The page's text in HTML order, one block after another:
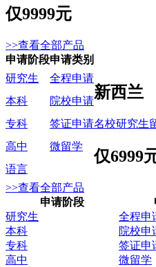
仅9999元
>>查看全部产品
申请阶段申请类别
研究生
全程申请
新西兰
名校研究生
仅6999
本科
院校申请
专科
签证申请
高中
微留学
语言
>>查看全部产品
申请阶段
研究生
全程申
本科
院校申
专科
签证申
高中
微留学